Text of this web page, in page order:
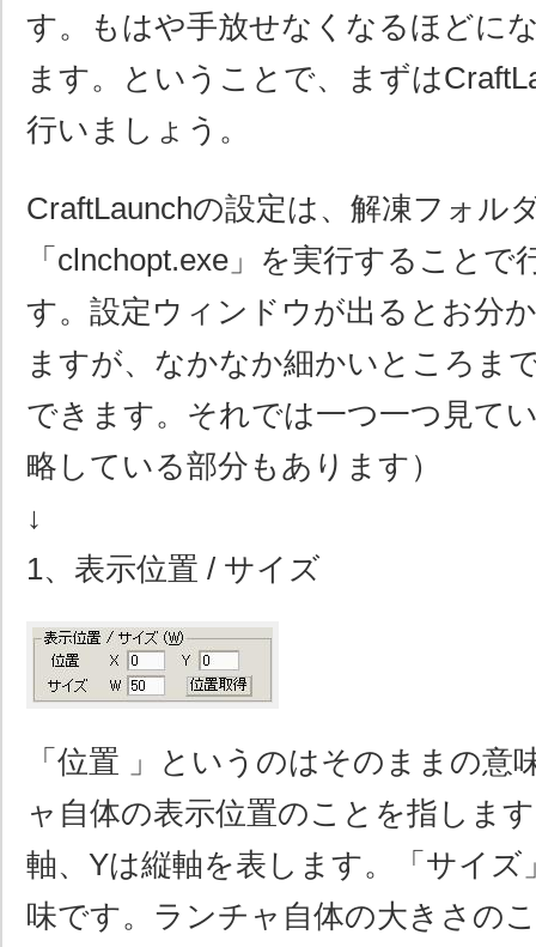
す。もはや手放せなくなるほどに
ます。ということで、まずは
行いましょう。
CraftLaunchの設定は、解凍フォル
「clnchopt.exe」を実行すること
す。設定ウィンドウが出るとお分
ますが、なかなか細かいところま
できます。それでは一つ一つ見て
略している部分もあります）
↓
1、表示位置 / サイズ
「位置 」というのはそのままの意
ャ自体の表示位置のことを指しま
軸、Yは縦軸を表します。「サイ
味です。ランチャ自体の大きさの